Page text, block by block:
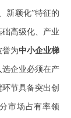
新颖化”特征的
高级化、产业
誉为中小企业梯
选企业必须在产
节具备突出创
市场占有率领